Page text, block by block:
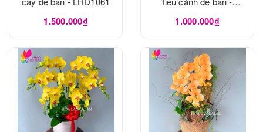
1.500.000₫
LHD1060
1.000.000₫